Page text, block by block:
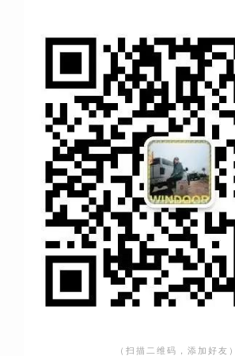
（扫描二维码，添加好友）